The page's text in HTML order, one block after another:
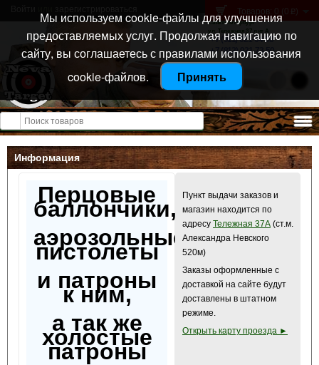
Санкт-Петербург
ул. Тележная 37 лит А
+7 (911) 021-04-08
+7 (812) 921-73-50
Товаров: 0 (0 p )
Открыть меню
Информация
Перцовые
баллончики,
аэрозольные
пистолеты
и патроны
к ним,
а так же
холостые
патроны
Пункт выдачи заказов и
магазин находится по
адресу Тележная 37А (ст.м.
Александра Невского
520м)
Заказы оформленные с
доставкой на сайте будут
доставлены в штатном
режиме.
Открыть карту проезда ►
Мы используем cookie-файлы для улучшения
предоставляемых услуг. Продолжая навигацию по
сайту, вы соглашаетесь с правилами использования
cookie-файлов.
Принять